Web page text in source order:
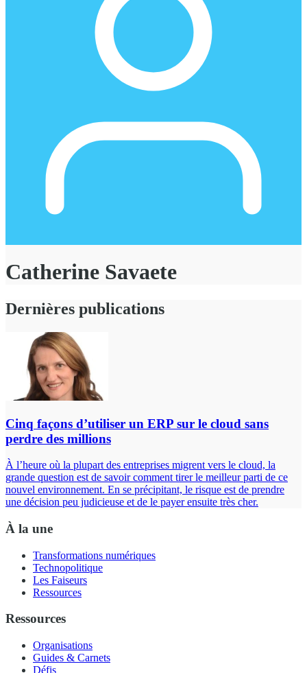
Catherine Savaete
Dernières publications
Cinq façons d’utiliser un ERP sur le cloud sans
perdre des millions
À l’heure où la plupart des entreprises migrent vers le cloud, la
grande question est de savoir comment tirer le meilleur parti de ce
nouvel environnement. En se précipitant, le risque est de prendre
une décision peu judicieuse et de le payer ensuite très cher.
À la une
Transformations numériques
Technopolitique
Les Faiseurs
Ressources
Ressources
Organisations
Guides & Carnets
Défis